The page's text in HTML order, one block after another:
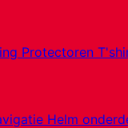
Protectoren
Helm